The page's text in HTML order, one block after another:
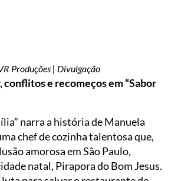
Produções | Divulgação
conflitos e recomeços em “Sabor
narra a história de Manuela
chef de cozinha talentosa que,
amorosa em São Paulo,
natal, Pirapora do Bom Jesus.